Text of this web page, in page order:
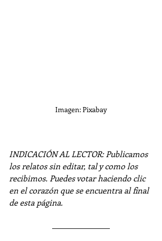
Imagen: Pixabay
INDICACIÓN AL LECTOR: Publicamos
los relatos sin editar, tal y como los
recibimos. Puedes votar haciendo clic
en el corazón que se encuentra al final
de esta página.